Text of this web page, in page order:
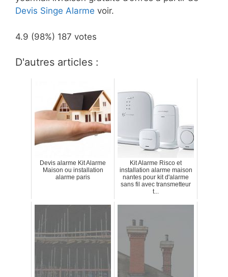
Devis Singe Alarme voir.
4.9 (98%) 187 votes
D'autres articles :
Devis alarme Kit Alarme
Maison ou installation
alarme paris
Kit Alarme Risco et
installation alarme maison
nantes pour kit d'alarme
sans fil avec transmetteur
t...